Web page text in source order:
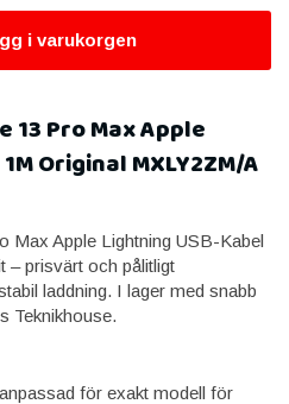
i varukorgen
13 Pro Max Apple
Original MXLY2ZM/A
Max Apple Lightning USB-Kabel
– prisvärt och pålitligt
laddning. I lager med snabb
Teknikhouse.
för exakt modell för